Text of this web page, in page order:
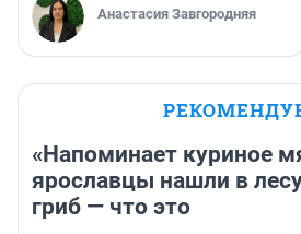
Анастасия Завгородняя
«Напоминает куриное
ярославцы нашли в
гриб — что это